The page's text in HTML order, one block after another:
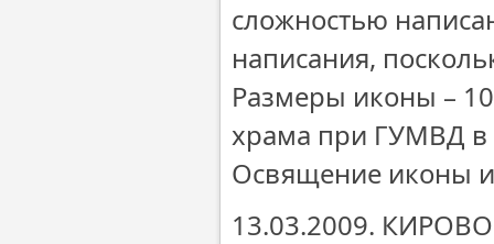
сложностью
написания,
Размеры иконы –
храма при ГУМВД в
Освящение иконы и
13.03.2009.